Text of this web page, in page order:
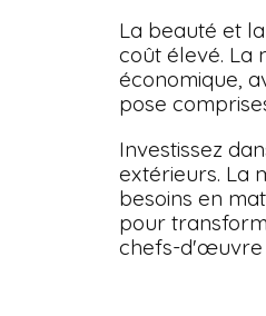
La beauté et
coût élevé. La
économique,
pose
Investissez
extérieurs. La
besoins en
pour
chefs-d'œuvre